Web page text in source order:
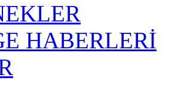
HABERLERİ